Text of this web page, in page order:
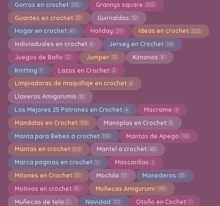
Gorros en crochet 282 Grannys square 222
Guantes en crochet 32 Guirnaldas 12
Hogar en crochet 41 Holiday 211 Ideas en crochet 203
Indiviaduales en crochet 6 Jersey en Crochet 118
Juegos de Baño 12 Jumper 10 Kimonos 5
Knitting 1 Lazos en Crochet 2
Limpiadoras de maquillaje en crochet 4
Llaveros Amigurumis 13
Los Mejores 25 Patrones en Crochet 4 Macrame 4
Mandalas en Crochet 158 Manoplas en Crochet 5
Manta para Bebes a crochet 190 Mantas de Apego 112
Mantas en crochet 878 Mantel a crochet 40
Marca paginas en crochet 11 Mascarillas 1
Mitones en Crochet 30 Mochila 17 Monederos 35
Motivos en crochet 85 Muñecas Amigurumi 145
Muñecas de tela 2 Navidad 112 Otoño en Cochet 1